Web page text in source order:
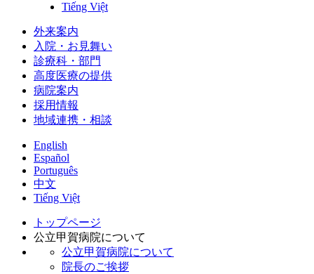
Tiếng Việt
外来案内
入院・お見舞い
診療科・部門
高度医療の提供
病院案内
採用情報
地域連携・相談
English
Español
Português
中文
Tiếng Việt
トップページ
公立甲賀病院について
公立甲賀病院について
院長のご挨拶